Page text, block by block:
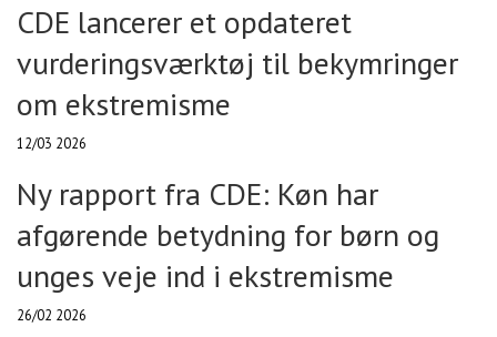
CDE lancerer et opdateret
vurderingsværktøj til bekymringer
om ekstremisme
12/03 2026
Ny rapport fra CDE: Køn har
afgørende betydning for børn og
unges veje ind i ekstremisme
26/02 2026